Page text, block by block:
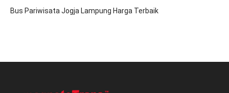
Bus Pariwisata Jogja Lampung Harga Terbaik